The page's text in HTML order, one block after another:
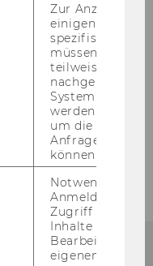
Zur Anzeige von
einigen WU-
spezifischen
müssen
teilweise von
nachgelagerten
System
werden.
um die Antwort
Anfrage
können.
Notwendig für
Anmeldung und
Zugriff auf
Inhalte oder zur
Bearbeitung des
eigenen Profils.